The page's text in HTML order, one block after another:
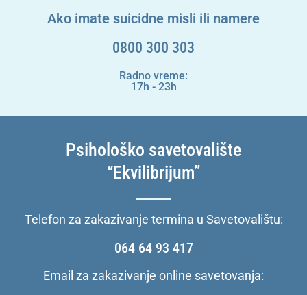
Ako imate suicidne misli ili namere
0800 300 303
Radno vreme:
17h - 23h
Psihološko savetovalište
“Ekvilibrijum”
Telefon za zakazivanje termina u Savetovalištu:
064 64 93 417
Email za zakazivanje online savetovanja: